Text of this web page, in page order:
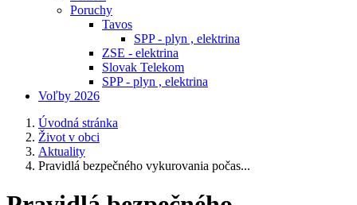
Poruchy
Tavos
SPP - plyn , elektrina
ZSE - elektrina
Slovak Telekom
SPP - plyn , elektrina
Voľby 2026
Úvodná stránka
Život v obci
Aktuality
Pravidlá bezpečného vykurovania počas...